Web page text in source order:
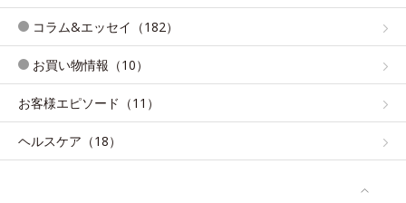
コラム&エッセイ（182）
お買い物情報（10）
お客様エピソード（11）
ヘルスケア（18）